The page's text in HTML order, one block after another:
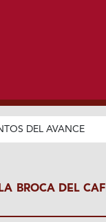
DEL AVANCE
BROCA DEL